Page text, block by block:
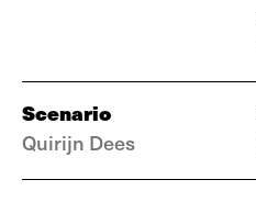
Scenario
Quirijn Dees